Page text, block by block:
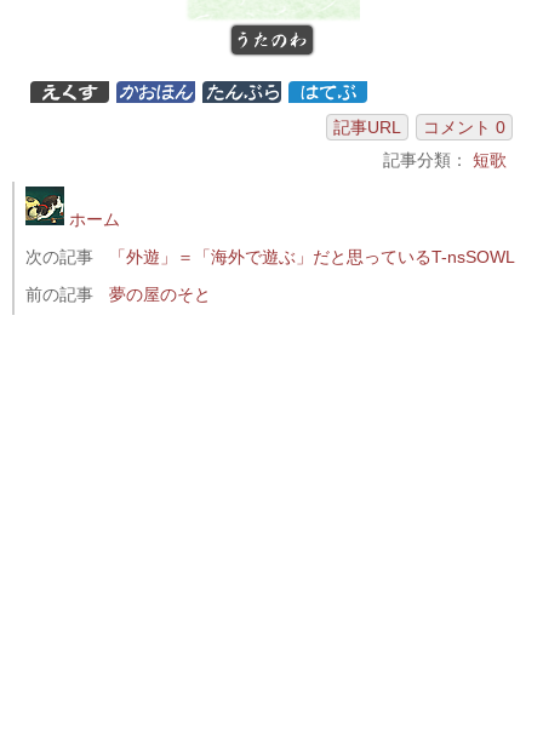
うたのわ
記事URL
コメント 0
記事分類： 短歌
ホーム
次の記事
「外遊」＝「海外で遊ぶ」だと思っているT-nsSOWL
前の記事
夢の屋のそと